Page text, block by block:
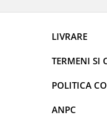
LIVRARE
TERMENI SI
POLITICA
ANPC